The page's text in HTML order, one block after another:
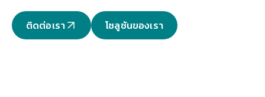
ติดต่อเรา โซลูชันของเรา